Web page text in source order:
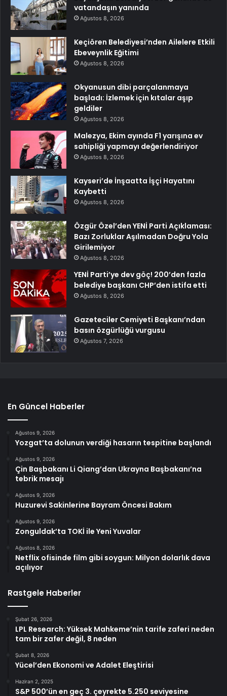
vatandaşın yanında
Ağustos 8, 2026
Keçiören Belediyesi’nden Ailelere Etkili
Ebeveynlik Eğitimi
Ağustos 8, 2026
Okyanusun dibi parçalanmaya
başladı: İzlemek için kıtalar aşıp
geldiler
Ağustos 8, 2026
Malezya, Ekim ayında F1 yarışına ev
sahipliği yapmayı değerlendiriyor
Ağustos 8, 2026
Kayseri’de İnşaatta İşçi Hayatını
Kaybetti
Ağustos 8, 2026
Özgür Özel’den YENİ Parti Açıklaması:
Bazı Zorluklar Aşılmadan Doğru Yola
Girilemiyor
Ağustos 8, 2026
YENİ Parti’ye dev göç! 200’den fazla
belediye başkanı CHP’den istifa etti
Ağustos 8, 2026
Gazeteciler Cemiyeti Başkanı’ndan
basın özgürlüğü vurgusu
Ağustos 7, 2026
En Güncel Haberler
Ağustos 9, 2026
Yozgat’ta dolunun verdiği hasarın tespitine başlandı
Ağustos 9, 2026
Çin Başbakanı Li Qiang’dan Ukrayna Başbakanı’na
tebrik mesajı
Ağustos 9, 2026
Huzurevi Sakinlerine Bayram Öncesi Bakım
Ağustos 9, 2026
Zonguldak’ta TOKİ ile Yeni Yuvalar
Ağustos 8, 2026
Netflix ofisinde film gibi soygun: Milyon dolarlık dava
açılıyor
Rastgele Haberler
Şubat 26, 2026
LPL Research: Yüksek Mahkeme’nin tarife zaferi neden
tam bir zafer değil, 8 neden
Şubat 8, 2026
Yücel’den Ekonomi ve Adalet Eleştirisi
Haziran 2, 2025
S&P 500’ün en geç 3. çeyrekte 5.250 seviyesine